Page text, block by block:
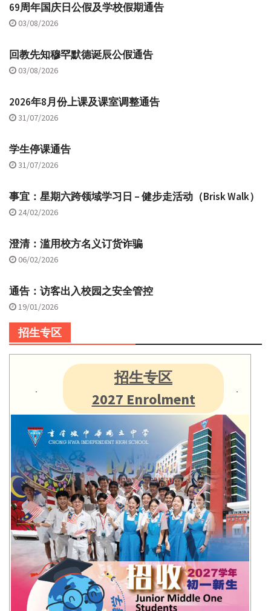
69周年国庆日公假及学校假期通告
03/08/2026
回教先知穆罕默德诞辰公假通告
03/08/2026
2026年8月份上课及课室调整通告
31/07/2026
学生停课通告
31/07/2026
事宜：星期六跨领域学习日 – 健步走活动（Brisk Walk）
24/02/2026
澄清：滥用校方名义订货诈骗
06/02/2026
通告：访客出入校园之安全管控
19/01/2026
招生专区
招生专区
2027 Enrolment